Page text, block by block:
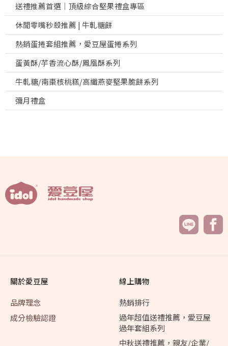
送禮推薦首選｜頂級綜合堅果禮盒專區
休閒零嘴秒殺推薦 | 牛軋糖餅
熱銷蛋捲套組推薦，愛豆屋蛋捲系列
蛋黃酥/芋香流心酥/鳳凰酥系列
牛軋糖/南棗核桃糕/高纖燕麥堅果脆餅系列
彌月禮盒
關於愛豆屋
品牌理念
成分檢驗認證
線上購物
熱銷排行
過年超值送禮推薦，愛豆屋
過年套組系列
中秋送禮推薦，親友/企業/